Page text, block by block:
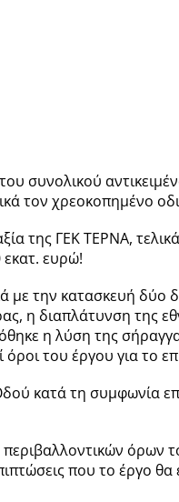
συνολικού
τον χρεοκοπημένο
της ΓΕΚ ΤΕΡΝΑ,
εκατ. ευρώ!
με την κατασκευή
η διαπλάτυνση της
η λύση της
του έργου για το
κατά τη συμφωνία
που το έργο